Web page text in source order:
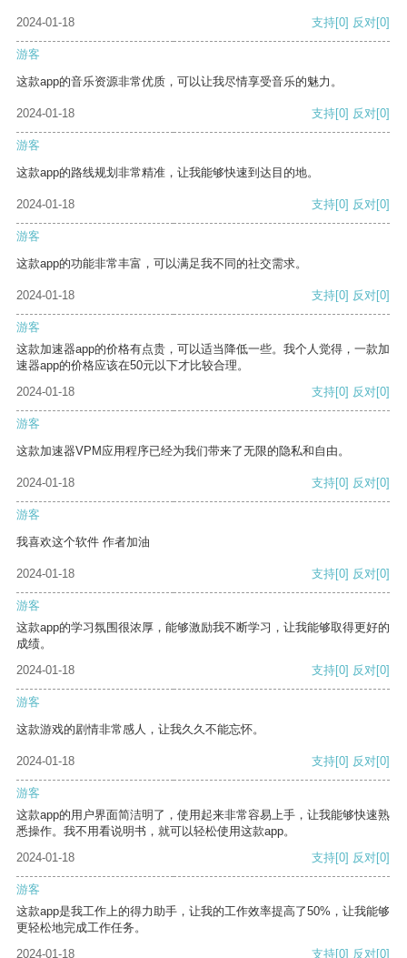
2024-01-18 支持[0] 反对[0]
游客
这款app的音乐资源非常优质，可以让我尽情享受音乐的魅力。
2024-01-18 支持[0] 反对[0]
游客
这款app的路线规划非常精准，让我能够快速到达目的地。
2024-01-18 支持[0] 反对[0]
游客
这款app的功能非常丰富，可以满足我不同的社交需求。
2024-01-18 支持[0] 反对[0]
游客
这款加速器app的价格有点贵，可以适当降低一些。我个人觉得，一款加
速器app的价格应该在50元以下才比较合理。
2024-01-18
支持[0] 反对[0]
游客
这款加速器VPM应用程序已经为我们带来了无限的隐私和自由。
2024-01-18 支持[0] 反对[0]
游客
我喜欢这个软件 作者加油
2024-01-18 支持[0] 反对[0]
游客
这款app的学习氛围很浓厚，能够激励我不断学习，让我能够取得更好的
成绩。
2024-01-18
支持[0] 反对[0]
游客
这款游戏的剧情非常感人，让我久久不能忘怀。
2024-01-18 支持[0] 反对[0]
游客
这款app的用户界面简洁明了，使用起来非常容易上手，让我能够快速熟
悉操作。我不用看说明书，就可以轻松使用这款app。
2024-01-18
支持[0] 反对[0]
游客
这款app是我工作上的得力助手，让我的工作效率提高了50%，让我能够
更轻松地完成工作任务。
2024-01-18
支持[0] 反对[0]